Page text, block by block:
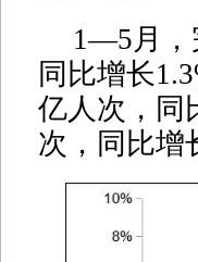
1—5月，
同比增长
亿人次，同
次，同比增